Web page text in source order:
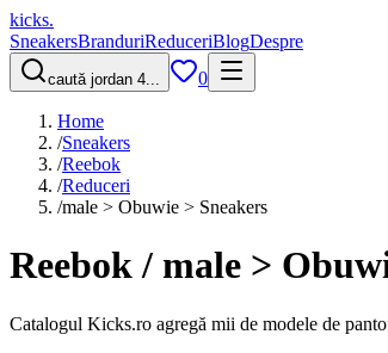
kicks.
SneakersBranduriReduceriBlogDespre
caută jordan 4... 0
Home
/Sneakers
/Reebok
/Reduceri
/male > Obuwie > Sneakers
Reebok / male >
Catalogul Kicks.ro agregă mii de modele de